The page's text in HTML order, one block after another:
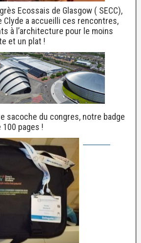
Ecossais de Glasgow ( SECC),
Clyde a accueilli ces rencontres,
à l’architecture pour le moins
et un plat !
du congres, notre badge
pages !